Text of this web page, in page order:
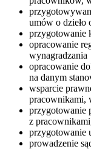
umów o dzieło
przygotowanie
opracowanie
wynagradzania
opracowanie
na danym
wsparcie
pracownikami,
przygotowanie
z
przygotowanie
prowadzenie